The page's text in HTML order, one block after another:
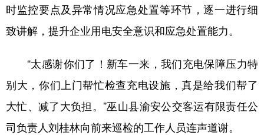
时监控要点及异常情况应急处置等环节，逐一进行细
致讲解，提升企业用电安全意识和应急处置能力。
“太感谢你们了！新车一来，我们充电保障压力特
别大，你们上门帮忙检查充电设施，真是给我们帮了
大忙、减了大负担。”巫山县渝安公交客运有限责任公
司负责人刘桂林向前来巡检的工作人员连声道谢。